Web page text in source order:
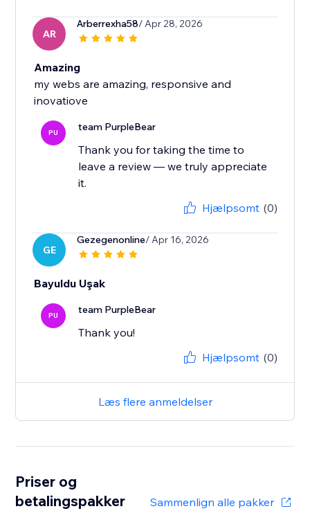
AR
Arberrexha58/ Apr 28, 2026
Amazing
my webs are amazing, responsive and
inovatiove
PU team PurpleBear
Thank you for taking the time to
leave a review — we truly appreciate
it.
Hjælpsomt (0)
GE
Gezegenonline/ Apr 16, 2026
Bayuldu Uşak
PU team PurpleBear
Thank you!
Hjælpsomt (0)
Læs flere anmeldelser
Priser og
betalingspakker
Sammenlign alle pakker